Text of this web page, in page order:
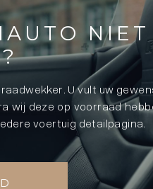
NIET
U vult uw
wij deze op voorraad
voertuig detailpagina.